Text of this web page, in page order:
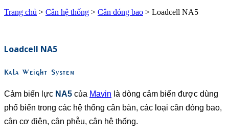
Trang chủ > Cân hệ thống > Cân đóng bao > Loadcell NA5
Loadcell NA5
Kala Weight System
Cảm biến lực NA5 của Mavin là dòng cảm biến được dùng
phổ biến trong các hệ thống cân bàn, các loại cân đóng bao,
cân cơ điện, cân phễu, cân hệ thống.